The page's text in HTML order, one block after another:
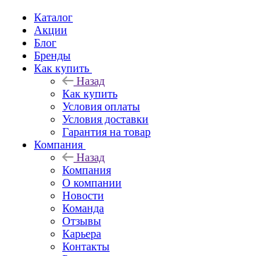
Каталог
Акции
Блог
Бренды
Как купить
Назад
Как купить
Условия оплаты
Условия доставки
Гарантия на товар
Компания
Назад
Компания
О компании
Новости
Команда
Отзывы
Карьера
Контакты